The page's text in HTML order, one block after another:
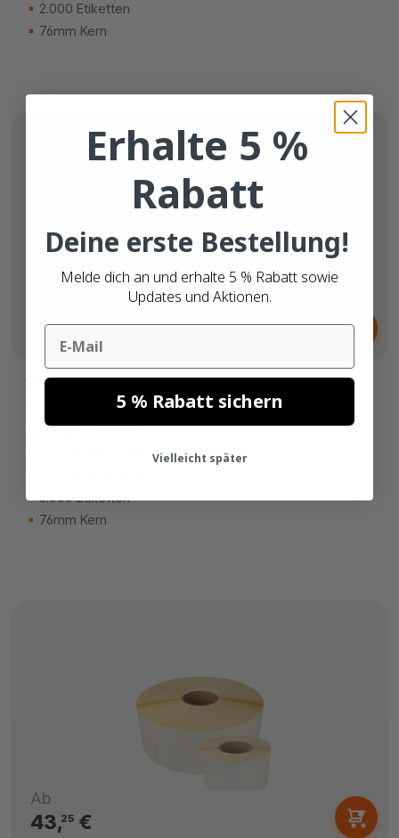
2.000 Etiketten
76mm Kern
42, €
Versandetiketten - 3000 Etiketten pro
Rolle - Für Druckmaschinen.
102mm x 150mm
Direkt thermisch (eco)
3.000 Etiketten
76mm Kern
Ab
43,25€
Erhalte 5 %
Rabatt
Deine erste Bestellung!
Melde dich an und erhalte 5 % Rabatt sowie
Updates und Aktionen.
Email
5 % Rabatt sichern
Vielleicht später